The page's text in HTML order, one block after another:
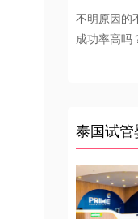
不明原因的
成功率高吗
泰国试管